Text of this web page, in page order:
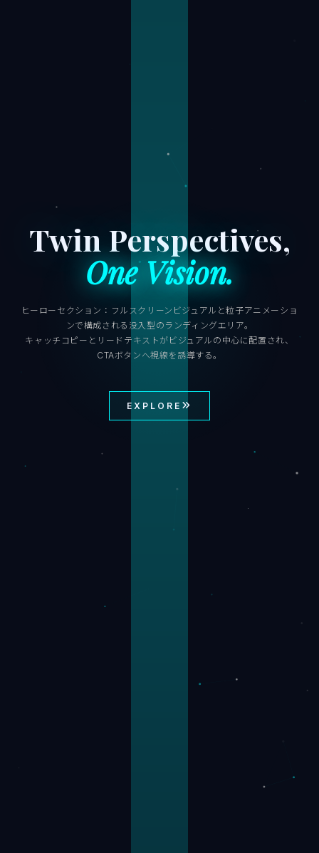
Twin Perspectives,
One Vision.
ヒーローセクション：フルスクリーンビジュアルと粒子アニメーショ
ンで構成される没入型のランディングエリア。
キャッチコピーとリードテキストがビジュアルの中心に配置され、
CTAボタンへ視線を誘導する。
EXPLORE